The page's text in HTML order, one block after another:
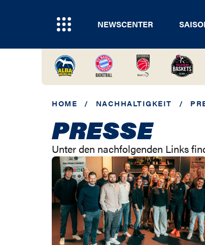
NEWSCENTER
HOME / NACHHALTIGKEIT /
PRESSE
Unter den nachfolgenden Links